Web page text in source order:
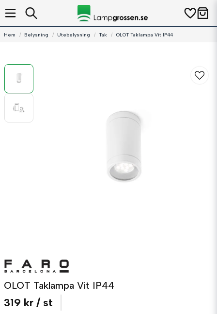
Hem Belysning Utebelysning Tak OLOT Taklampa Vit IP44
OLOT Taklampa Vit IP44
319 kr / st